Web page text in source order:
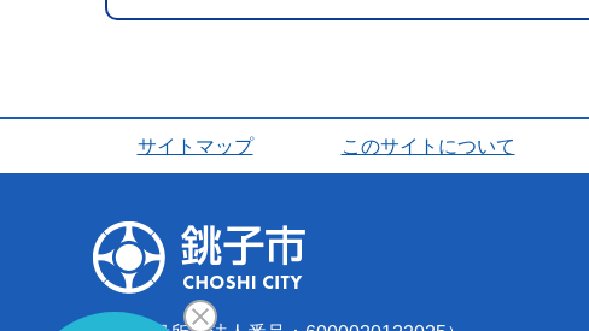
サイトマップ このサイトについて